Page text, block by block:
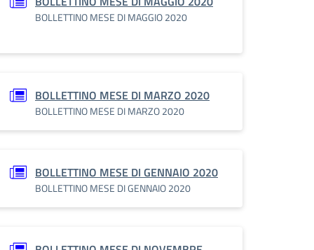
BOLLETTINO MESE DI MAGGIO 2020
BOLLETTINO MESE DI MARZO 2020
BOLLETTINO MESE DI MARZO 2020
BOLLETTINO MESE DI GENNAIO 2020
BOLLETTINO MESE DI GENNAIO 2020